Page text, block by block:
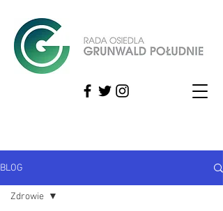
BLOG
Zdrowie